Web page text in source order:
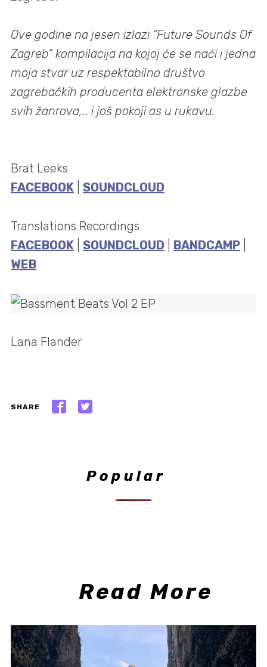
Ove godine na jesen izlazi “Future Sounds Of
Zagreb” kompilacija na kojoj će se naći i jedna
moja stvar uz respektabilno društvo
zagrebačkih producenta elektronske glazbe
svih žanrova,.. i još pokoji as u rukavu.
Brat Leeks
FACEBOOK
SOUNDCLOUD
Translations Recordings
FACEBOOK
SOUNDCLOUD BANDCAMP
WEB
Lana Flander
SHARE
Popular
Read More